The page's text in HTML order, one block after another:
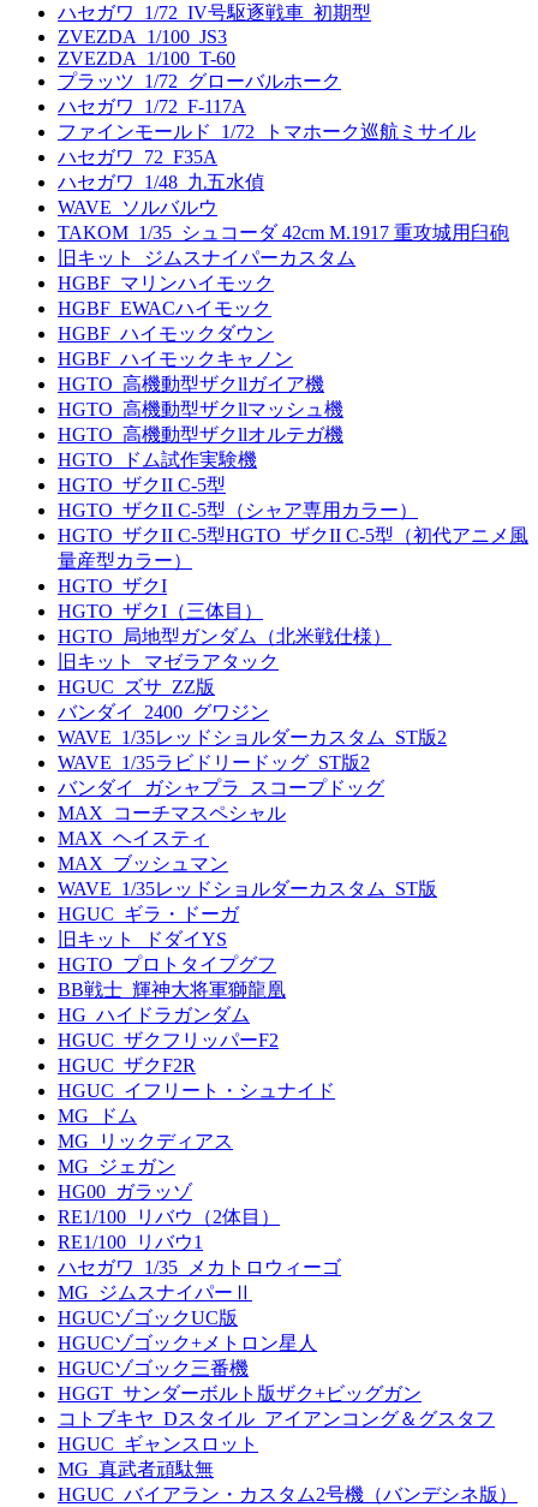
ハセガワ_1/72_IV号駆逐戦車_初期型
ZVEZDA_1/100_JS3
ZVEZDA_1/100_T-60
プラッツ_1/72_グローバルホーク
ハセガワ_1/72_F-117A
ファインモールド_1/72_トマホーク巡航ミサイル
ハセガワ_72_F35A
ハセガワ_1/48_九五水偵
WAVE_ソルバルウ
TAKOM_1/35_シュコーダ 42cm M.1917 重攻城用臼砲
旧キット_ジムスナイパーカスタム
HGBF_マリンハイモック
HGBF_EWACハイモック
HGBF_ハイモックダウン
HGBF_ハイモックキャノン
HGTO_高機動型ザクllガイア機
HGTO_高機動型ザクllマッシュ機
HGTO_高機動型ザクllオルテガ機
HGTO_ドム試作実験機
HGTO_ザクII C-5型
HGTO_ザクII C-5型（シャア専用カラー）
HGTO_ザクII C-5型HGTO_ザクII C-5型（初代アニメ風
量産型カラー）
HGTO_ザクI
HGTO_ザクI（三体目）
HGTO_局地型ガンダム（北米戦仕様）
旧キット_マゼラアタック
HGUC_ズサ_ZZ版
バンダイ_2400_グワジン
WAVE_1/35レッドショルダーカスタム_ST版2
WAVE_1/35ラビドリードッグ_ST版2
バンダイ_ガシャプラ_スコープドッグ
MAX_コーチマスペシャル
MAX_ヘイスティ
MAX_ブッシュマン
WAVE_1/35レッドショルダーカスタム_ST版
HGUC_ギラ・ドーガ
旧キット_ドダイYS
HGTO_プロトタイプグフ
BB戦士_輝神大将軍獅龍凰
HG_ハイドラガンダム
HGUC_ザクフリッパーF2
HGUC_ザクF2R
HGUC_イフリート・シュナイド
MG_ドム
MG_リックディアス
MG_ジェガン
HG00_ガラッゾ
RE1/100_リバウ（2体目）
RE1/100_リバウ1
ハセガワ_1/35_メカトロウィーゴ
MG_ジムスナイパーⅡ
HGUCゾゴックUC版
HGUCゾゴック+メトロン星人
HGUCゾゴック三番機
HGGT_サンダーボルト版ザク+ビッグガン
コトブキヤ_Dスタイル_アイアンコング＆グスタフ
HGUC_ギャンスロット
MG_真武者頑駄無
HGUC_バイアラン・カスタム2号機（バンデシネ版）